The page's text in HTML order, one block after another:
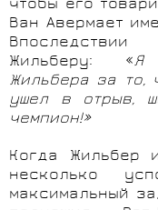
чтобы его
Ван Авермает
Жильберу: «Я
Жильбера за то,
ушел в отрыв,
чемпион!»
Когда Жильбер
несколько
максимальный